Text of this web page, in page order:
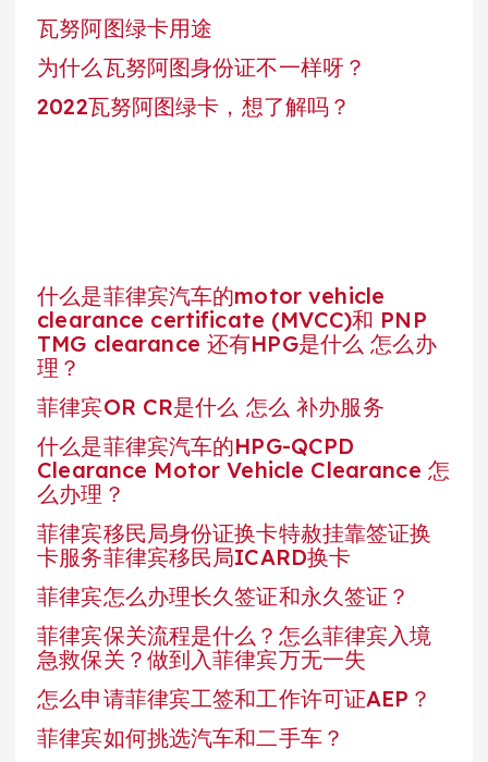
瓦努阿图绿卡用途
为什么瓦努阿图身份证不一样呀？
2022瓦努阿图绿卡，想了解吗？
什么是菲律宾汽车的motor vehicle
clearance certificate (MVCC)和 PNP
TMG clearance 还有HPG是什么 怎么办
理？
菲律宾OR CR是什么 怎么 补办服务
什么是菲律宾汽车的HPG-QCPD
Clearance Motor Vehicle Clearance 怎
么办理？
菲律宾移民局身份证换卡特赦挂靠签证换
卡服务菲律宾移民局ICARD换卡
菲律宾怎么办理长久签证和永久签证？
菲律宾保关流程是什么？怎么菲律宾入境
急救保关？做到入菲律宾万无一失
怎么申请菲律宾工签和工作许可证AEP？
菲律宾如何挑选汽车和二手车？